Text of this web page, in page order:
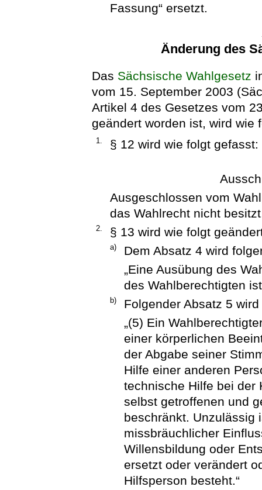
Fassung“ ersetzt.
Änderung des
Das Sächsische Wahlgesetz
vom 15. September 2003
Artikel 4 des Gesetzes vom
geändert worden ist, wird wie
1. § 12 wird wie folgt gefasst:
Ausgeschlossen vom
das Wahlrecht nicht
2. § 13 wird wie folgt
a)
Dem Absatz 4 wird
„Eine Ausübung des
des Wahlberechtigten
b)
Folgender Absatz 5
„(5) Ein
einer körperlichen
der Abgabe seiner
Hilfe einer anderen
technische Hilfe bei der
selbst getroffenen und
beschränkt. Unzulässig
missbräuchlicher
Willensbildung oder
ersetzt oder verändert
Hilfsperson besteht.“